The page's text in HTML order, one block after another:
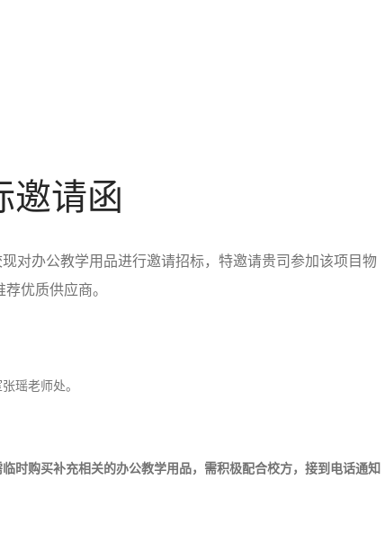
邀请函
对办公教学用品进行邀请招标，特邀请贵司参加该项目物
优质供应商。
瑶老师处。
时购买补充相关的办公教学用品，需积极配合校方，接到电话通知